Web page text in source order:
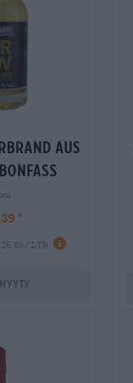
aus
/ LTR